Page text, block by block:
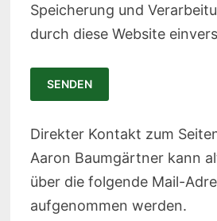
Speicherung und
durch diese Website
Direkter Kontakt zum
Aaron Baumgärtner kann
über die folgende Mail-
aufgenommen werden.